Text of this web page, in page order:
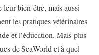
leur bien-être, mais aussi
les pratiques vétérinaires
et l’éducation. Mais plus
de SeaWorld et à quel